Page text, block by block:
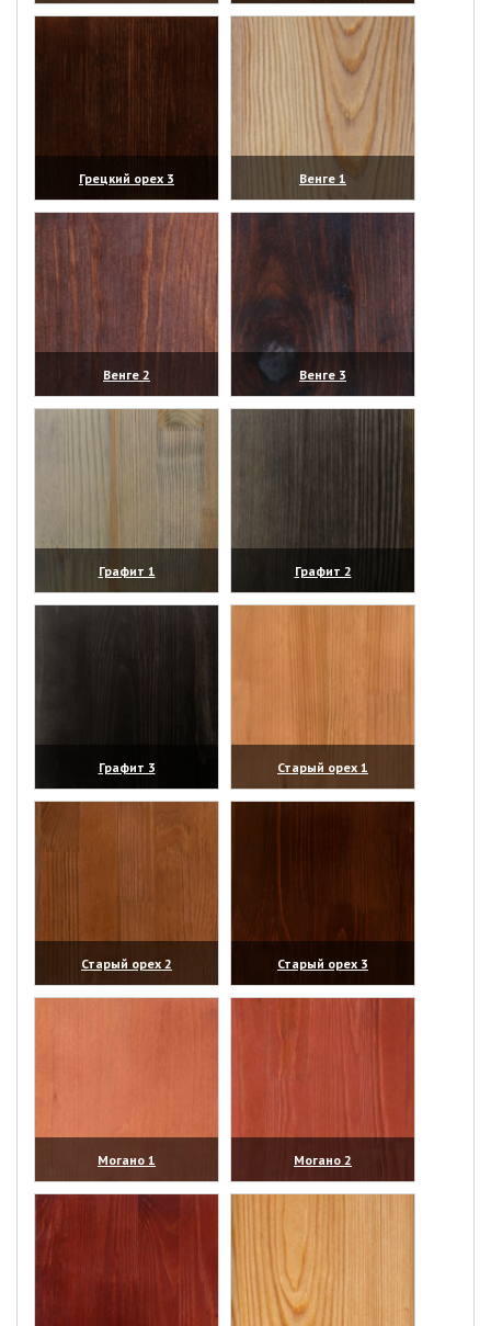
(увеличить)
(увеличить)
Грецкий орех 3
(увеличить)
Венге 1
(увеличить)
Венге 2
(увеличить)
Венге 3
(увеличить)
Графит 1
(увеличить)
Графит 2
(увеличить)
Графит 3
(увеличить)
Старый орех 1
(увеличить)
Старый орех 2
(увеличить)
Старый орех 3
(увеличить)
Могано 1
(увеличить)
Могано 2
(увеличить)